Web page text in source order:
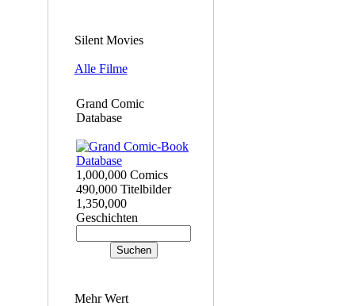
Silent Movies
Alle Filme
Grand Comic
Database
1,000,000 Comics
490,000 Titelbilder
1,350,000
Geschichten
Mehr Wert